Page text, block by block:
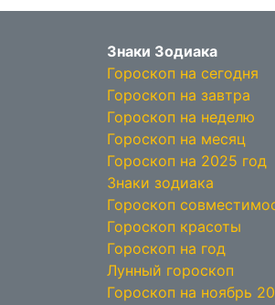
Знаки Зодиака
Гороскоп на сегодня
Гороскоп на завтра
Гороскоп на неделю
Гороскоп на месяц
Гороскоп на 2025 год
Знаки зодиака
Гороскоп
Гороскоп красоты
Гороскоп на год
Лунный гороскоп
Гороскоп на ноябрь